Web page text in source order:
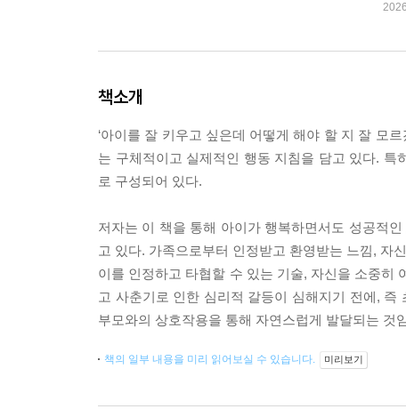
책소개
‘아이를 잘 키우고 싶은데 어떻게 해야 할 지 잘 모
는 구체적이고 실제적인 행동 지침을 담고 있다.
로 구성되어 있다.
저자는 이 책을 통해 아이가 행복하면서도 성공적
고 있다. 가족으로부터 인정받고 환영받는 느낌, 자
이를 인정하고 타협할 수 있는 기술, 자신을 소중히
고 사춘기로 인한 심리적 갈등이 심해지기 전에,
부모와의 상호작용을 통해 자연스럽게 발달되는 것
책의 일부 내용을 미리 읽어보실 수 있습니다. 미리보기